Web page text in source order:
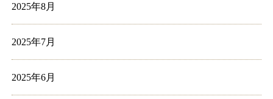
2025年8月
2025年7月
2025年6月